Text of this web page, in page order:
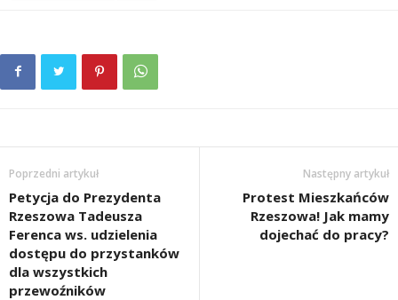
Poprzedni artykuł
Petycja do Prezydenta
Rzeszowa Tadeusza
Ferenca ws. udzielenia
dostępu do przystanków
dla wszystkich
przewoźników
Następny artykuł
Protest Mieszkańców
Rzeszowa! Jak mamy
dojechać do pracy?